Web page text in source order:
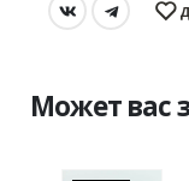
Может вас